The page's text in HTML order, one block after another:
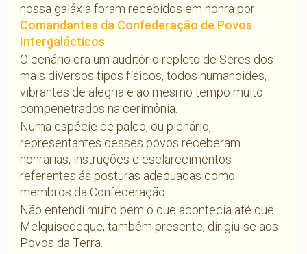
nossa galáxia foram recebidos em honra por
Comandantes da Confederação de Povos
Intergalácticos
O cenário era um auditório repleto de Seres dos
mais diversos tipos físicos, todos humanoides,
vibrantes de alegria e ao mesmo tempo muito
compenetrados na cerimônia.
Numa espécie de palco, ou plenário,
representantes desses povos receberam
honrarias, instruções e esclarecimentos
referentes ás posturas adequadas como
membros da Confederação.
Não entendi muito bem o que acontecia até que
Melquisedeque, também presente, dirigiu-se aos
Povos da Terra.